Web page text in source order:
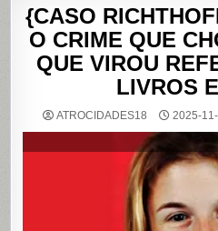
{CASO
O CRIME QUE
QUE VIROU
LIVROS
ATROCIDADES18 2025-